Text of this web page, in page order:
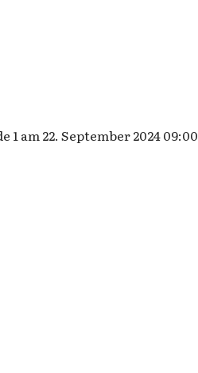
1 am 22. September 2024 09:00